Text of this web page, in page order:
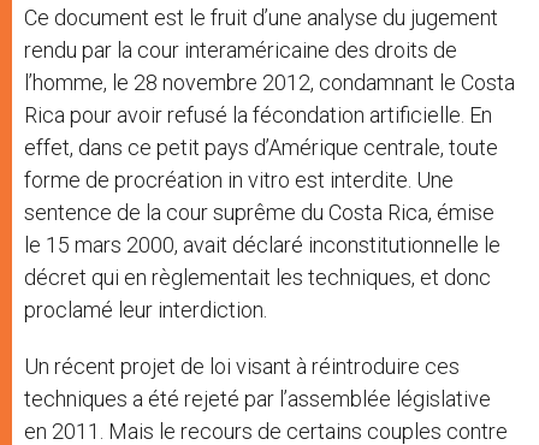
Ce document est le fruit d’une analyse du jugement
rendu par la cour interaméricaine des droits de
l’homme, le 28 novembre 2012, condamnant le Costa
Rica pour avoir refusé la fécondation artificielle. En
effet, dans ce petit pays d’Amérique centrale, toute
forme de procréation in vitro est interdite. Une
sentence de la cour suprême du Costa Rica, émise
le 15 mars 2000, avait déclaré inconstitutionnelle le
décret qui en règlementait les techniques, et donc
proclamé leur interdiction.
Un récent projet de loi visant à réintroduire ces
techniques a été rejeté par l’assemblée législative
en 2011. Mais le recours de certains couples contre